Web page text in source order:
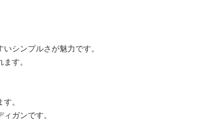
シンプルさが魅力です。
す。
。
ガンです。